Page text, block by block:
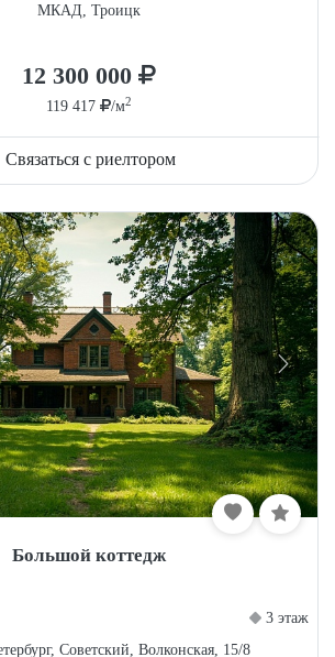
МКАД, Троицк
12 300 000
119 417 /м2
Связаться с риелтором
Большой коттедж
3 этаж
Советский, Волконская, 15/8